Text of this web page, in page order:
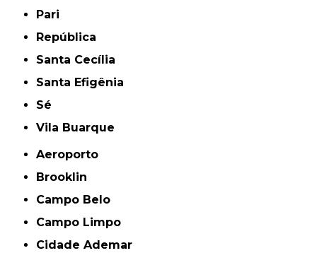
Pari
República
Santa Cecília
Santa Efigênia
Sé
Vila Buarque
Aeroporto
Brooklin
Campo Belo
Campo Limpo
Cidade Ademar